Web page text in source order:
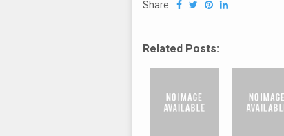
Share:
Related Posts: